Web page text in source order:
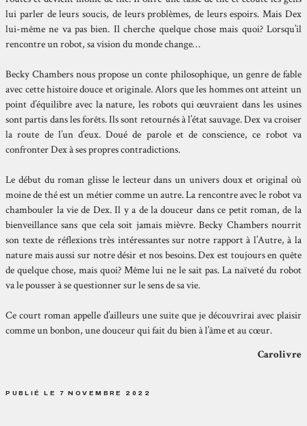
lui parler de leurs soucis, de leurs problèmes, de leurs espoirs. Mais Dex
lui-même ne va pas bien. Il cherche quelque chose mais quoi? Lorsqu’il
rencontre un robot, sa vision du monde change…
Becky Chambers nous propose un conte philosophique, un genre de fable
avec cette histoire douce et originale. Alors que les hommes ont atteint un
point d’équilibre avec la nature, les robots qui œuvraient dans les usines
sont partis dans les forêts. Ils sont retournés à l’état sauvage. Dex va croiser
la route de l’un d’eux. Doué de parole et de conscience, ce robot va
confronter Dex à ses propres contradictions.
Le début du roman glisse le lecteur dans un univers doux et original où
moine de thé est un métier comme un autre. La rencontre avec le robot va
chambouler la vie de Dex. Il y a de la douceur dans ce petit roman, de la
bienveillance sans que cela soit jamais mièvre. Becky Chambers nourrit
son texte de réflexions très intéressantes sur notre rapport à l’Autre, à la
nature mais aussi sur notre désir et nos besoins. Dex est toujours en quête
de quelque chose, mais quoi? Même lui ne le sait pas. La naïveté du robot
va le pousser à se questionner sur le sens de sa vie.
Ce court roman appelle d’ailleurs une suite que je découvrirai avec plaisir
comme un bonbon, une douceur qui fait du bien à l’âme et au cœur.
Carolivre
PUBLIÉ LE 7 NOVEMBRE 2022